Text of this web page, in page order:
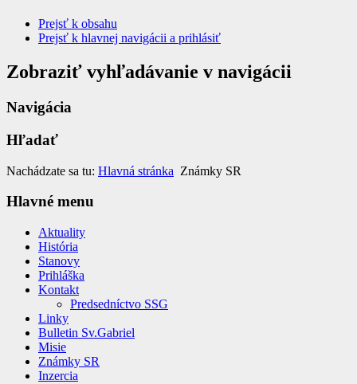
Prejsť k obsahu
Prejsť k hlavnej navigácii a prihlásiť
Zobraziť vyhľadávanie v navigácii
Navigácia
Hľadať
Nachádzate sa tu: Hlavná stránka Známky SR
Hlavné menu
Aktuality
História
Stanovy
Prihláška
Kontakt
Predsedníctvo SSG
Linky
Bulletin Sv.Gabriel
Misie
Známky SR
Inzercia